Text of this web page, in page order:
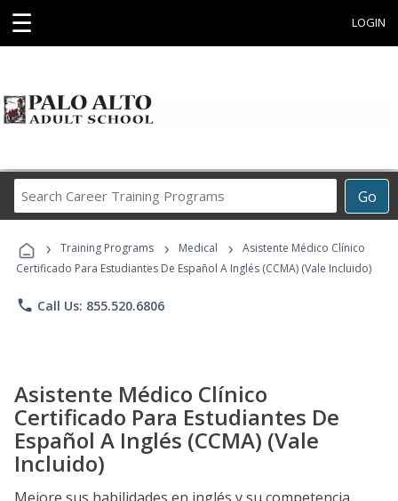
☰ LOGIN
Go
Career
Programs
› Training Programs › Medical ›
Asistente Médico Clínico
Certificado Para Estudiantes De Español A Inglés (CCMA) (Vale Incluido)
phone Call Us: 855.520.6806
Asistente Médico Clínico
Certificado Para Estudiantes De
Español A Inglés (CCMA) (Vale
Incluido)